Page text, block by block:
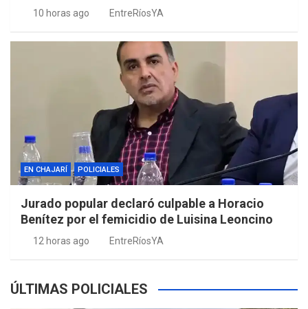
10 horas ago EntreRíosYA
EN CHAJARÍ POLICIALES
Jurado popular declaró culpable a Horacio
Benítez por el femicidio de Luisina Leoncino
12 horas ago EntreRíosYA
ÚLTIMAS POLICIALES